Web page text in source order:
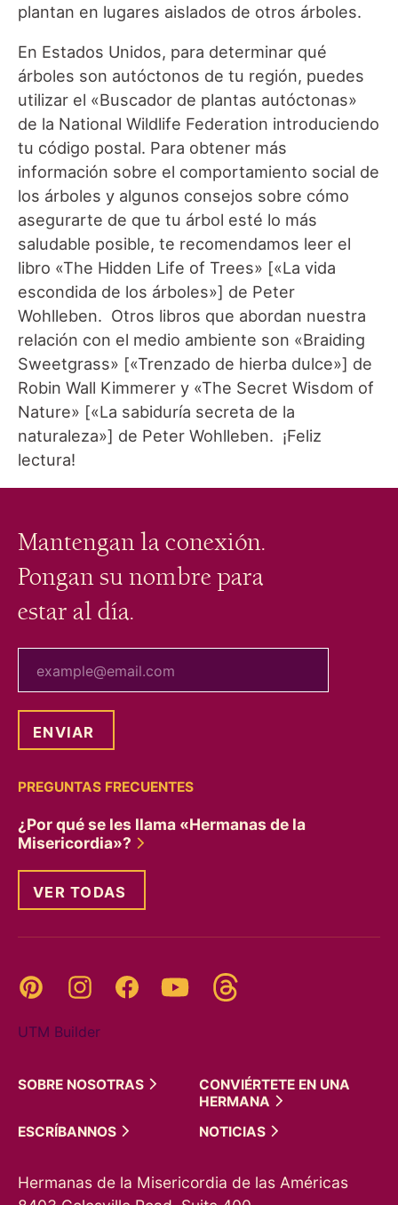
plantan en lugares aislados de otros árboles.
En Estados Unidos, para determinar qué
árboles son autóctonos de tu región, puedes
utilizar el «Buscador de plantas autóctonas»
de la National Wildlife Federation introduciendo
tu código postal. Para obtener más
información sobre el comportamiento social de
los árboles y algunos consejos sobre cómo
asegurarte de que tu árbol esté lo más
saludable posible, te recomendamos leer el
libro «The Hidden Life of Trees» [«La vida
escondida de los árboles»] de Peter
Wohlleben. Otros libros que abordan nuestra
relación con el medio ambiente son «Braiding
Sweetgrass» [«Trenzado de hierba dulce»] de
Robin Wall Kimmerer y «The Secret Wisdom of
Nature» [«La sabiduría secreta de la
naturaleza»] de Peter Wohlleben. ¡Feliz
lectura!
Mantengan la conexión.
Pongan su nombre para
estar al día.
PREGUNTAS FRECUENTES
¿Por qué se les llama «Hermanas de la
Misericordia»?
VER TODAS
Pinterest InstagramFacebookYouTube
UTM Builder
SOBRE NOSOTRAS
CONVIÉRTETE EN UNA
HERMANA
ESCRÍBANNOS
NOTICIAS
Hermanas de la Misericordia de las Américas